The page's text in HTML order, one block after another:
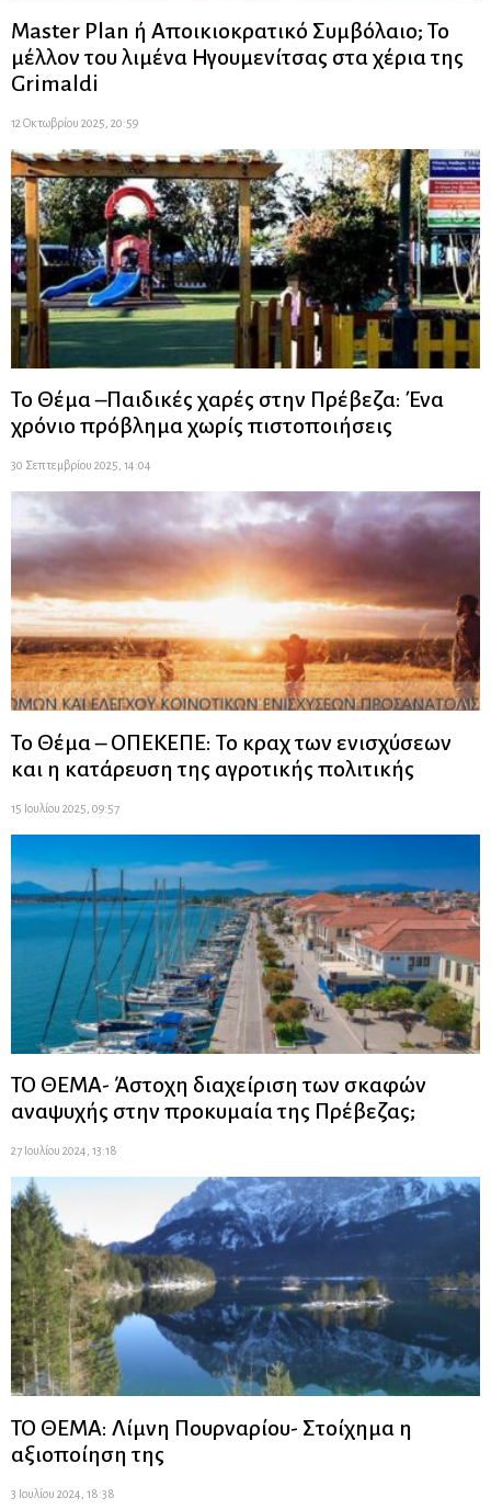
Master Plan ή Αποικιοκρατικό Συμβόλαιο; Το
μέλλον του λιμένα Ηγουμενίτσας στα χέρια της
Grimaldi
12 Οκτωβρίου 2025, 20:59
Το Θέμα –Παιδικές χαρές στην Πρέβεζα: Ένα
χρόνιο πρόβλημα χωρίς πιστοποιήσεις
30 Σεπτεμβρίου 2025, 14:04
Το Θέμα – ΟΠΕΚΕΠΕ: Το κραχ των ενισχύσεων
και η κατάρευση της αγροτικής πολιτικής
15 Ιουλίου 2025, 09:57
ΤΟ ΘΕΜΑ- Άστοχη διαχείριση των σκαφών
αναψυχής στην προκυμαία της Πρέβεζας;
27 Ιουλίου 2024, 13:18
ΤΟ ΘΕΜΑ: Λίμνη Πουρναρίου- Στοίχημα η
αξιοποίηση της
3 Ιουλίου 2024, 18:38